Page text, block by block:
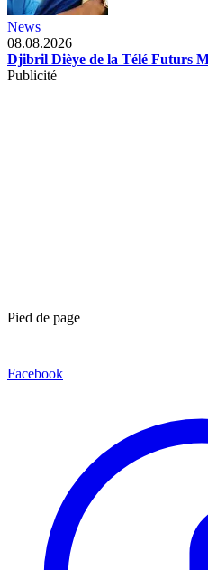
News
08.08.2026
Djibril Dièye de la Télé Futurs
Publicité
Pied de page
Facebook